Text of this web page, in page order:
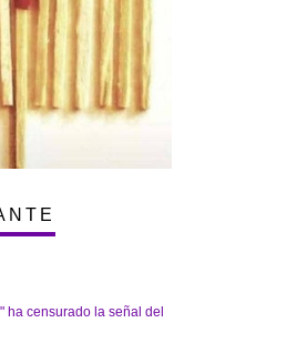
ha censurado la señal del